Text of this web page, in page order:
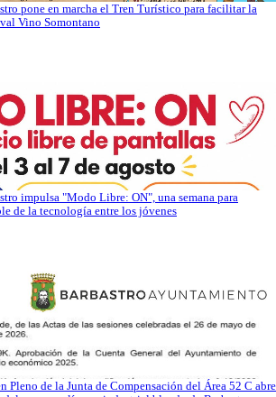
pone en marcha el Tren Turístico para facilitar la
Vino Somontano
impulsa "Modo Libre: ON", una semana para
de la tecnología entre los jóvenes
Pleno de la Junta de Compensación del Área 52 C abre